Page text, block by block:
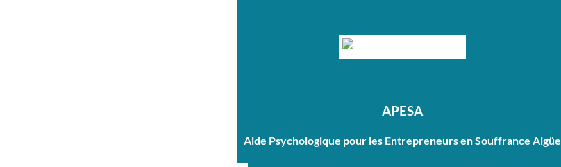
APESA
Aide Psychologique pour les Entrepreneurs en Souffrance Aigüe